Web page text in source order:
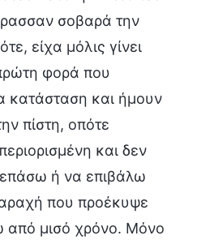
σοβαρά την
είχα μόλις γίνει
φορά που
κατάσταση και ήμουν
πίστη, οπότε
και δεν
ή να επιβάλω
που προέκυψε
από μισό χρόνο. Μόνο